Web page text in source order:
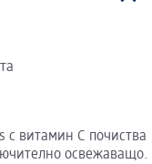
с витамин C почиства
освежаващо.